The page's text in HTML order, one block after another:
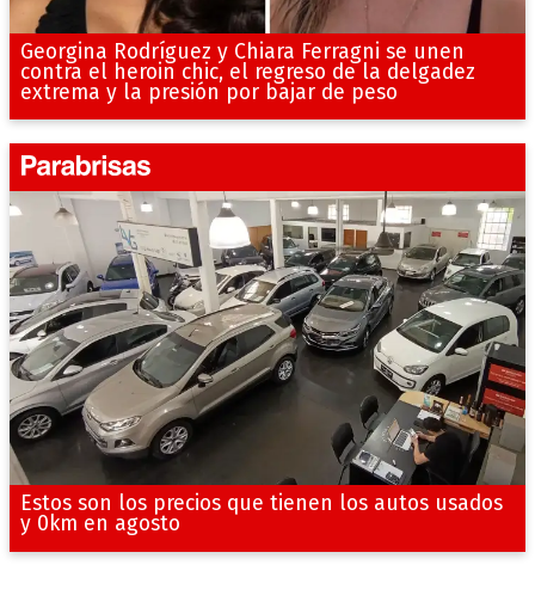
Georgina Rodríguez y Chiara Ferragni se unen
contra el heroin chic, el regreso de la delgadez
extrema y la presión por bajar de peso
Estos son los precios que tienen los autos usados
y 0km en agosto